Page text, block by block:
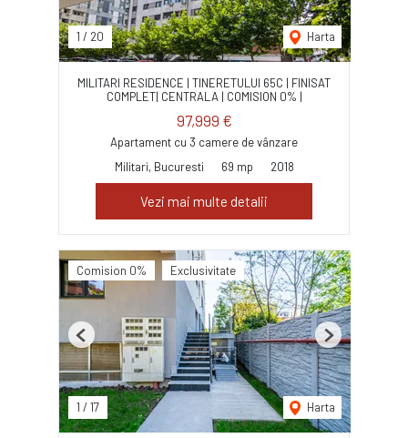
1 / 20 Harta
MILITARI RESIDENCE | TINERETULUI 65C | FINISAT
COMPLET| CENTRALA | COMISION 0% |
97,999 €
Apartament cu 3 camere de vânzare
Militari, Bucuresti
69 mp 2018
Vezi mai multe detalii
Comision 0% Exclusivitate
1 / 17 Harta
Previous Next